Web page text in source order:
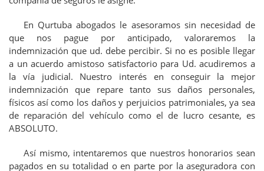
En Qurtuba abogados le asesoramos sin necesidad de
que nos pague por anticipado, valoraremos la
indemnización que ud. debe percibir. Si no es posible llegar
a un acuerdo amistoso satisfactorio para Ud. acudiremos a
la vía judicial. Nuestro interés en conseguir la mejor
indemnización que repare tanto sus daños personales,
físicos así como los daños y perjuicios patrimoniales, ya sea
de reparación del vehículo como el de lucro cesante, es
ABSOLUTO.
Así mismo, intentaremos que nuestros honorarios sean
pagados en su totalidad o en parte por la aseguradora con